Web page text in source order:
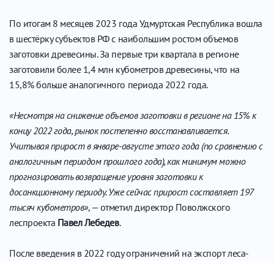
По итогам 8 месяцев 2023 года Удмуртская Республика вошла
в шестёрку субъектов РФ с наибольшим ростом объемов
заготовки древесины. За первые три квартала в регионе
заготовили более 1,4 млн кубометров древесины, что на
15,8% больше аналогичного периода 2022 года.
«Несмотря на снижение объемов заготовки в регионе на 15% к
концу 2022 года, рынок постепенно восстанавливается.
Учитывая прирост в январе-августе этого года (по сравнению с
аналогичным периодом прошлого года), как минимум можно
прогнозировать возвращение уровня заготовки к
досанкционному периоду. Уже сейчас прирост составляет 197
тысяч кубометров», — отметил директор Поволжского
леспроекта Павел Лебедев.
После введения в 2022 году ограничений на экспорт леса-